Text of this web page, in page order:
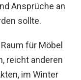
Ansprüche an
sollte.
für Möbel
reicht anderen
im Winter